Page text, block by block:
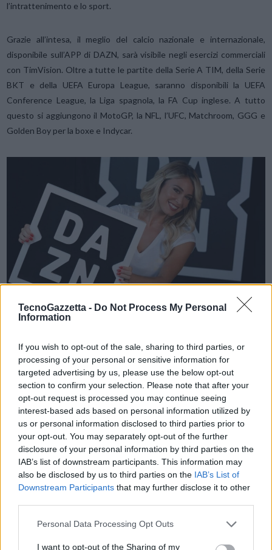
TecnoGazzetta - Do Not Process My Personal
Information
If you wish to opt-out of the sale, sharing to third parties, or
processing of your personal or sensitive information for
targeted advertising by us, please use the below opt-out
section to confirm your selection. Please note that after your
opt-out request is processed you may continue seeing
interest-based ads based on personal information utilized by
us or personal information disclosed to third parties prior to
your opt-out. You may separately opt-out of the further
disclosure of your personal information by third parties on the
IAB’s list of downstream participants. This information may
also be disclosed by us to third parties on the IAB’s List of
Downstream Participants that may further disclose it to other
Personal Data Processing Opt Outs
I want to opt-out of the Sharing of my
l’intrattenimento e lo sport.
Grazie all’intesa, il meglio del calcio nazionale e internazionale,
disponibile sull’APP di DAZN, sarà visibile negli esercizi commerciali
con TimVision. Oltre a tutte le partite della Serie A TIM, della Serie
BKT e della UEFA Europa League, saranno disponibili la UEFA
Conference League, la Liga spagnola, la FA Cup inglese. A tutto
questo si aggiungono il MotoGP, la NFL, l’UFC, Matchroom, GGG e
Golden Boy per la boxe e Indycar.
mercato, grazie alla strategia basata sul modello di aggregazione dei
migliori prodotti televisivi a breve disponibile anche nei locali
commerciali
E-mail LinkedIn Facebook
Mastodon Telegram WhatsApp
Stampa Altro
Vuoi ricevere gli aggiornamenti delle news di TecnoGazzetta?